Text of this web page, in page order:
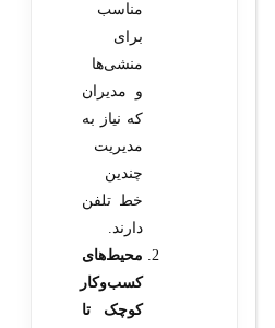
مناسب
برای
منشی‌ها
و مدیران
که نیاز به
مدیریت
چندین
خط تلفن
دارند.
محیط‌های
کسب‌وکار
کوچک تا